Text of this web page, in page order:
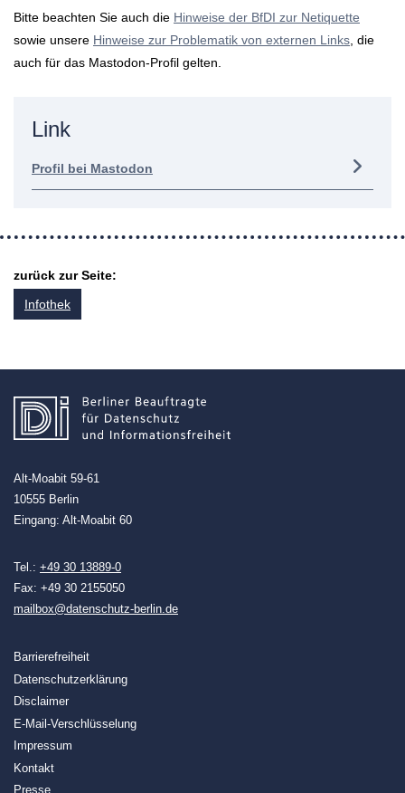
Bitte beachten Sie auch die Hinweise der BfDI zur Netiquette
sowie unsere Hinweise zur Problematik von externen Links, die
auch für das Mastodon-Profil gelten.
Link
Profil bei Mastodon
zurück zur Seite:
Infothek
Alt-Moabit 59-61
10555 Berlin
Eingang: Alt-Moabit 60
Tel.: +49 30 13889-0
Fax: +49 30 2155050
mailbox@datenschutz-berlin.de
Barrierefreiheit
Datenschutzerklärung
Disclaimer
E-Mail-Verschlüsselung
Impressum
Kontakt
Presse